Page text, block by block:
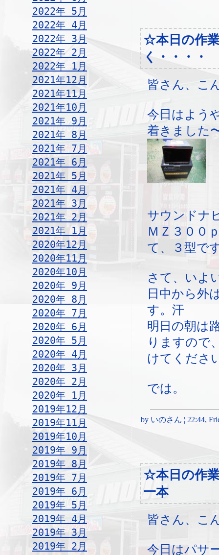
2022年 5月
2022年 4月
2022年 3月
2022年 2月
2022年 1月
2021年12月
2021年11月
2021年10月
2021年 9月
2021年 8月
2021年 7月
2021年 6月
2021年 5月
2021年 4月
2021年 3月
2021年 2月
2021年 1月
2020年12月
2020年11月
2020年10月
2020年 9月
2020年 8月
2020年 7月
2020年 6月
2020年 5月
2020年 4月
2020年 3月
2020年 2月
2020年 1月
2019年12月
2019年11月
2019年10月
2019年 9月
2019年 8月
2019年 7月
2019年 6月
2019年 5月
2019年 4月
2019年 3月
2019年 2月
☆本日の作
く・・・・
皆さん、こ
今日はよう
着きました
サウンドナ
ＭＺ３００
て、３型で
さて、いよ
日中から外
す。汗
明日の朝は
りますので
けてくださ
では。
by いのさん ¦ 22:44,
☆本日の作
一本
皆さん、こ
今日はパサ